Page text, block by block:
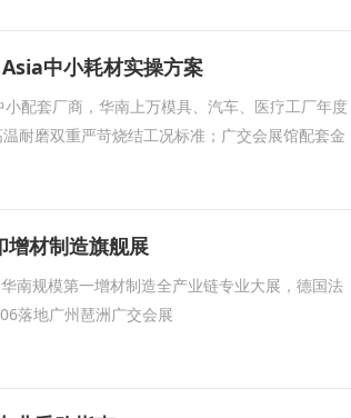
中小耗材实操方案
配套厂商，华南上万模具、汽车、医疗工厂年度
耐磨双重严苛烧结工况标准；广交会展馆配套金
材制造旗舰展
南规模第一增材制造全产业链专业大展，德国法
落地广州琶洲广交会展